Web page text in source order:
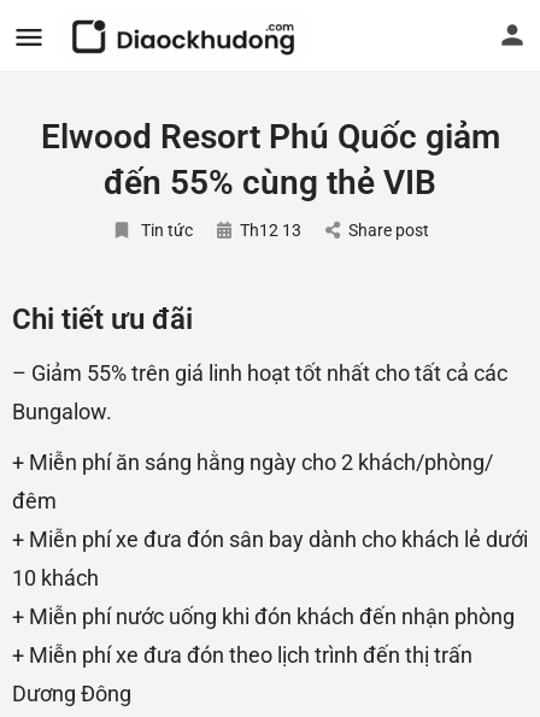
Elwood Resort Phú Quốc giảm
đến 55% cùng thẻ VIB
Tin tức Th12 13 Share post
Chi tiết ưu đãi
– Giảm 55% trên giá linh hoạt tốt nhất cho tất cả các
Bungalow.
+ Miễn phí ăn sáng hằng ngày cho 2 khách/phòng/
đêm
+ Miễn phí xe đưa đón sân bay dành cho khách lẻ dưới
10 khách
+ Miễn phí nước uống khi đón khách đến nhận phòng
+ Miễn phí xe đưa đón theo lịch trình đến thị trấn
Dương Đông